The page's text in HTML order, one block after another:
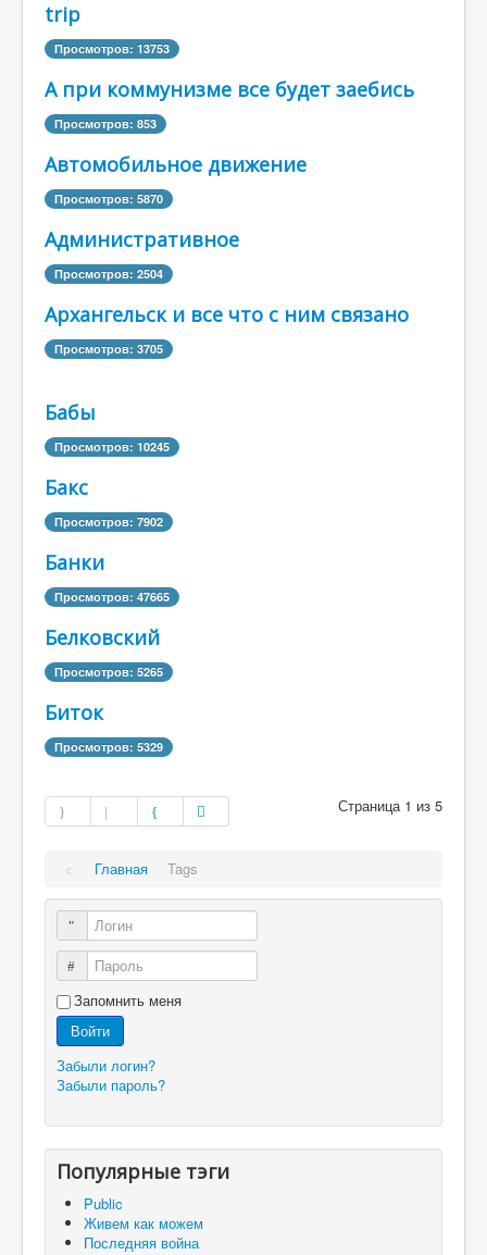
trip
Просмотров: 13753
А при коммунизме все будет заебись
Просмотров: 853
Автомобильное движение
Просмотров: 5870
Административное
Просмотров: 2504
Архангельск и все что с ним связано
Просмотров: 3705
Бабы
Просмотров: 10245
Бакс
Просмотров: 7902
Банки
Просмотров: 47665
Белковский
Просмотров: 5265
Биток
Просмотров: 5329
Страница 1 из 5
Главная Tags
Логин
Пароль
Запомнить меня
Войти
Забыли логин?
Забыли пароль?
Популярные тэги
Public
Живем как можем
Последняя война